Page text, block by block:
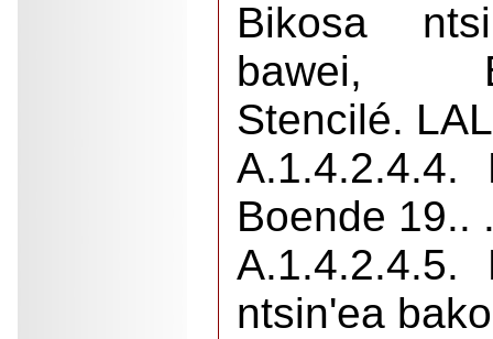
Bikosa
bawei,
Stencilé.
A.1.4.2.4.4.
Boende 19..
A.1.4.2.4.5.
ntsin'ea